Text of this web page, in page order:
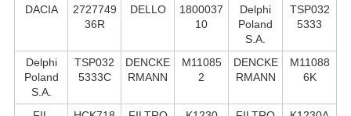
DACIA
2727749
36R
DELLO
1800037
10
Delphi
Poland
S.А.
TSP032
5333
Delphi
Poland
S.А.
TSP032
5333C
DENCKE
RMANN
M11085
2
DENCKE
RMANN
M11088
6K